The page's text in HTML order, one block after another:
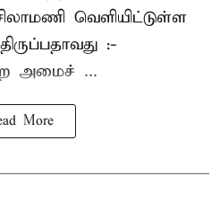
வெளியிட்டுள்ள
:-
அமைச் ...
More